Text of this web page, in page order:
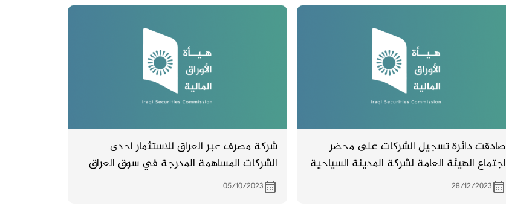
صادقت دائرة تسجيل الشركات على محضر
اجتماع الهيئة العامة لشركة المدينة السياحية
في سد الموصل والمنعقد بتاريخ 2/9/2023
28/12/2023
شركة مصرف عبر العراق للاستثمار احدى
الشركات المساهمة المدرجة في سوق العراق
للاوراق المالية تدعو مساهميها لحضور اجتماع
الهيئة العامة والمزمع انعقاده بتاريخ
05/10/2023